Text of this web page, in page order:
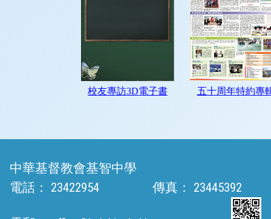
中華基督教會基智中學
電話：
23422954 傳真： 23445392